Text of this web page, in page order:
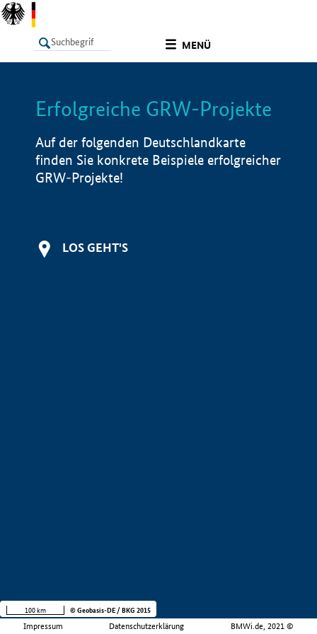
MENÜ
LISTE Info
Erfolgreiche GRW-Projekte
Auf der folgenden Deutschlandkarte
finden Sie konkrete Beispiele erfolgreicher
GRW-Projekte!
LOS GEHT'S
Impressum Datenschutzerklärung BMWi.de, 2021 ©
100 km © Geobasis-DE / BKG 2015